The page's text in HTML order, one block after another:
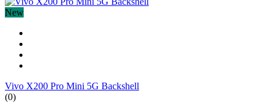
New
Vivo X200 Pro Mini 5G Backshell
(0)